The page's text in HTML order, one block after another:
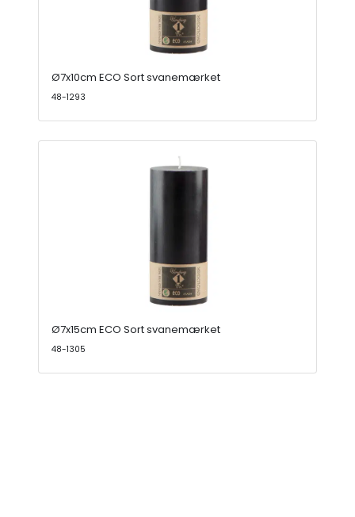
Ø7x10cm ECO Sort svanemærket
48-1293
Ø7x15cm ECO Sort svanemærket
48-1305